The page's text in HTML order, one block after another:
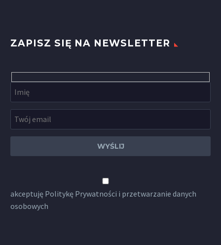
ZAPISZ SIĘ NA NEWSLETTER
akceptuję Politykę Prywatności i przetwarzanie danych
osobowych